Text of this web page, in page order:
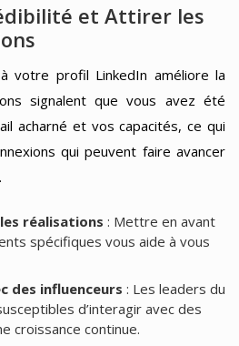
et Attirer les
votre profil LinkedIn améliore la
signalent que vous avez été
acharné et vos capacités, ce qui
qui peuvent faire avancer
réalisations : Mettre en avant
spécifiques vous aide à vous
des influenceurs : Les leaders du
d’interagir avec des
croissance continue.